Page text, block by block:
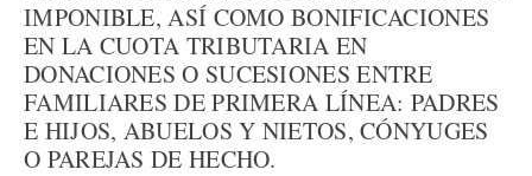
IMPONIBLE, ASÍ COMO BONIFICACIONES
EN LA CUOTA TRIBUTARIA EN
DONACIONES O SUCESIONES ENTRE
FAMILIARES DE PRIMERA LÍNEA: PADRES
E HIJOS, ABUELOS Y NIETOS, CÓNYUGES
O PAREJAS DE HECHO.